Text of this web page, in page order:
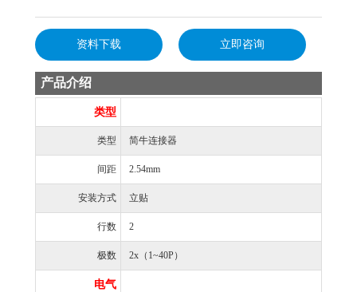
资料下载 立即咨询
产品介绍
类型
类型 简牛连接器
间距 2.54mm
安装方式 立贴
行数 2
极数 2x（1~40P）
电气